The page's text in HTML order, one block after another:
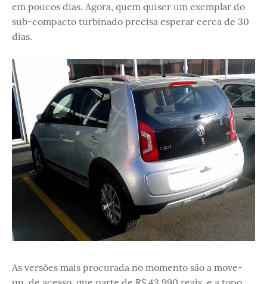
em poucos dias. Agora, quem quiser um exemplar do
sub-compacto turbinado precisa esperar cerca de 30
dias.
As versões mais procurada no momento são a move-